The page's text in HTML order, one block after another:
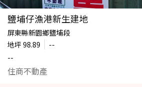
鹽埔仔漁港新生建地
屏東縣新園鄉鹽埔段
地坪 98.89
--
--
住商不動產